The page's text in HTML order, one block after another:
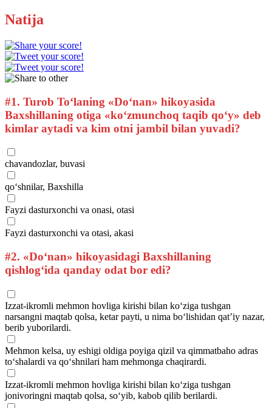
Natija
#1. Turob To‘laning «Do‘nan» hikoyasida
Baxshillaning otiga «ko‘zmunchoq taqib qo‘y» deb
kimlar aytadi va kim otni jambil bilan yuvadi?
chavandozlar, buvasi
qo‘shnilar, Baxshilla
Fayzi dasturxonchi va onasi, otasi
Fayzi dasturxonchi va otasi, akasi
#2. «Do‘nan» hikoyasidagi Baxshillaning
qishlog‘ida qanday odat bor edi?
Izzat-ikromli mehmon hovliga kirishi bilan ko‘ziga tushgan
narsangni maqtab qolsa, ketar payti, u nima bo‘lishidan qat’iy nazar,
berib yuborilardi.
Mehmon kelsa, uy eshigi oldiga poyiga qizil va qimmatbaho adras
to‘shalardi va qo‘shnilari ham mehmonga chaqirardi.
Izzat-ikromli mehmon hovliga kirishi bilan ko‘ziga tushgan
jonivoringni maqtab qolsa, so‘yib, kabob qilib berilardi.